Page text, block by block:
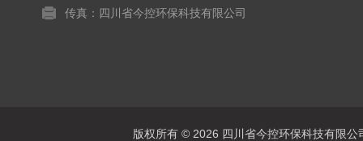
传真：四川省今控环保科技有限公司
版权所有 © 2026 四川省今控环保科技有